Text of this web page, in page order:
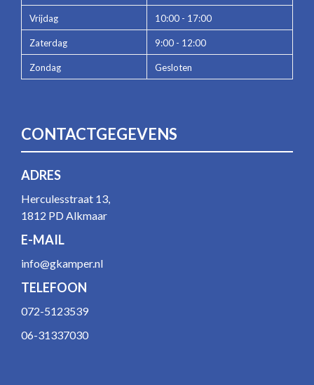
Vrijdag 10:00 - 17:00
Zaterdag 9:00 - 12:00
Zondag Gesloten
CONTACTGEGEVENS
ADRES
Herculesstraat 13,
1812 PD Alkmaar
E-MAIL
info@gkamper.nl
TELEFOON
072-5123539
06-31337030